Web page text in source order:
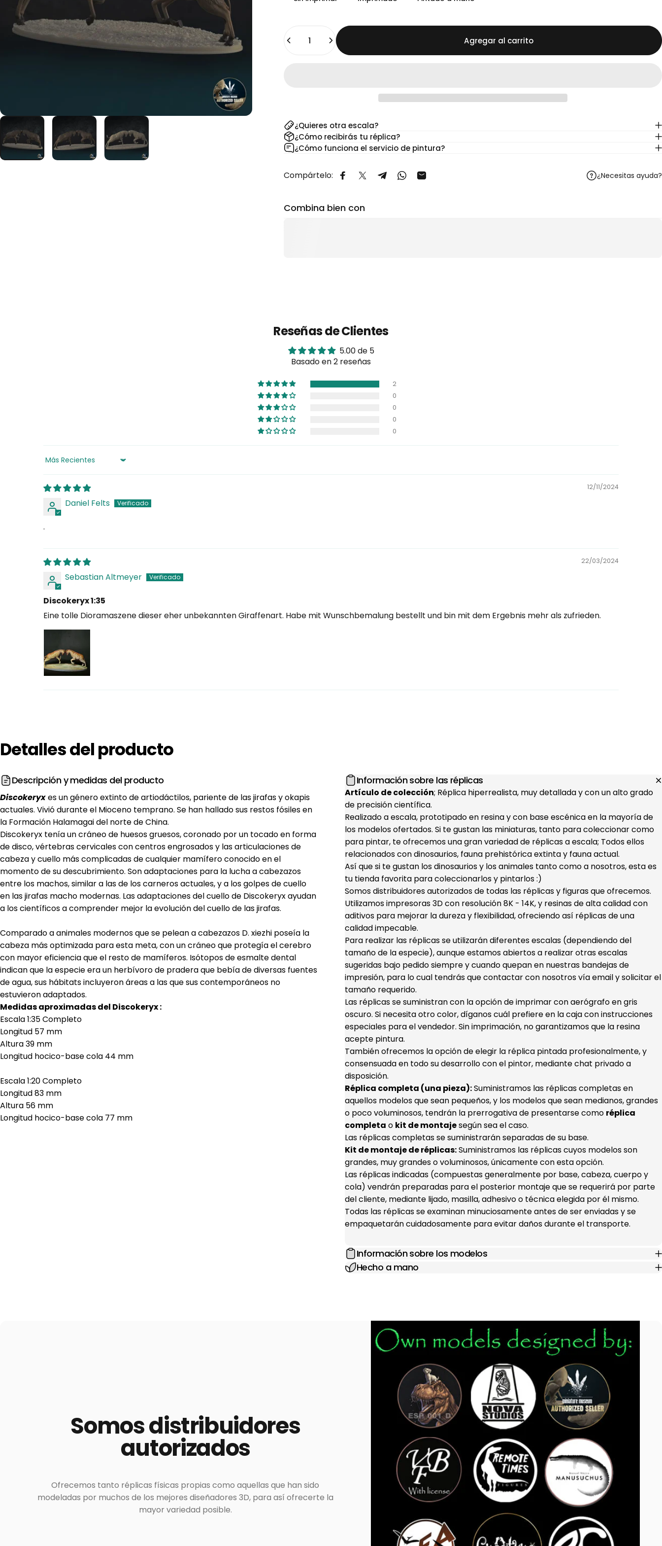
Agregar al carrito
¿Quieres otra escala?
¿Cómo recibirás tu réplica?
¿Cómo funciona el servicio de pintura?
Compártelo: Compartir en Facebook
Compartir en X
Compartir en Telegram
Compartir en WhatsApp
Compartir por correo electrónico ¿Necesitas ayuda?
Combina bien con
Reseñas de Clientes
5.00 de 5
Basado en 2 reseñas
2
0
0
0
0
Sort by
12/11/2024
Daniel Felts
.
22/03/2024
Sebastian Altmeyer
Discokeryx 1:35
Eine tolle Dioramaszene dieser eher unbekannten Giraffenart. Habe mit Wunschbemalung bestellt und bin mit dem Ergebnis mehr als zufrieden.
Detallesdelproducto
Descripción y medidas del producto
Discokeryx es un género extinto de artiodáctilos, pariente de las jirafas y okapis
actuales. Vivió durante el Mioceno temprano. Se han hallado sus restos fósiles en
la Formación Halamagai del norte de China.​
Discokeryx tenía un cráneo de huesos gruesos, coronado por un tocado en forma
de disco, vértebras cervicales con centros engrosados ​​y las articulaciones de
cabeza y cuello más complicadas de cualquier mamífero conocido en el
momento de su descubrimiento. Son adaptaciones para la lucha a cabezazos
entre los machos, similar a las de los carneros actuales, y a los golpes de cuello
en las jirafas macho modernas. Las adaptaciones del cuello de Discokeryx ayudan
a los científicos a comprender mejor la evolución del cuello de las jirafas.
Comparado a animales modernos que se pelean a cabezazos D. xiezhi poseía la
cabeza más optimizada para esta meta, con un cráneo que protegía el cerebro
con mayor eficiencia que el resto de mamíferos. Isótopos de esmalte dental
indican que la especie era un herbívoro de pradera que bebía de diversas fuentes
de agua, sus hábitats incluyeron áreas a las que sus contemporáneos no
estuvieron adaptados.
Medidas aproximadas del Discokeryx :
Escala 1:35 Completo
Longitud 57 mm
Altura 39 mm
Longitud hocico-base cola 44 mm
Escala 1:20 Completo
Longitud 83 mm
Altura 56 mm
Longitud hocico-base cola 77 mm
Información sobre las réplicas
Artículo de colección; Réplica hiperrealista, muy detallada y con un alto grado
de precisión científica.
Realizado a escala, prototipado en resina y con base escénica en la mayoría de
los modelos ofertados. Si te gustan las miniaturas, tanto para coleccionar como
para pintar, te ofrecemos una gran variedad de réplicas a escala; Todos ellos
relacionados con dinosaurios, fauna prehistórica extinta y fauna actual.
Así que si te gustan los dinosaurios y los animales tanto como a nosotros, esta es
tu tienda favorita para coleccionarlos y pintarlos :)
Somos distribuidores autorizados de todas las réplicas y figuras que ofrecemos.
Utilizamos impresoras 3D con resolución 8K - 14K, y resinas de alta calidad con
aditivos para mejorar la dureza y flexibilidad, ofreciendo así réplicas de una
calidad impecable.
Para realizar las réplicas se utilizarán diferentes escalas (dependiendo del
tamaño de la especie), aunque estamos abiertos a realizar otras escalas
sugeridas bajo pedido siempre y cuando quepan en nuestras bandejas de
impresión, para lo cual tendrás que contactar con nosotros vía email y solicitar el
tamaño requerido.
Las réplicas se suministran con la opción de imprimar con aerógrafo en gris
oscuro. Si necesita otro color, díganos cuál prefiere en la caja con instrucciones
especiales para el vendedor. Sin imprimación, no garantizamos que la resina
acepte pintura.
También ofrecemos la opción de elegir la réplica pintada profesionalmente, y
consensuada en todo su desarrollo con el pintor, mediante chat privado a
disposición.
Réplica completa (una pieza):Suministramos las réplicas completas en
aquellos modelos que sean pequeños, y los modelos que sean medianos, grandes
o poco voluminosos, tendrán la prerrogativa de presentarse como réplica
completa o kit de montajesegún sea el caso.
Las réplicas completas se suministrarán separadas de su base.
Kit de montaje de réplicas:Suministramos las réplicas cuyos modelos son
grandes, muy grandes o voluminosos, únicamente con esta opción.
Las réplicas indicadas (compuestas generalmente por base, cabeza, cuerpo y
cola) vendrán preparadas para el posterior montaje que se requerirá por parte
del cliente, mediante lijado, masilla, adhesivo o técnica elegida por él mismo.
Todas las réplicas se examinan minuciosamente antes de ser enviadas y se
empaquetarán cuidadosamente para evitar daños durante el transporte.
Información sobre los modelos
Hecho a mano
Somosdistribuidores
autorizados
Ofrecemos tanto réplicas físicas propias como aquellas que han sido
modeladas por muchos de los mejores diseñadores 3D, para así ofrecerte la
mayor variedad posible.